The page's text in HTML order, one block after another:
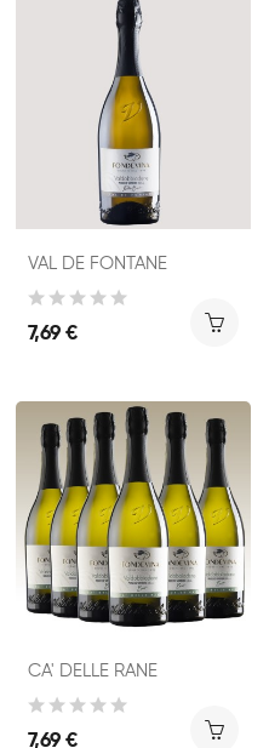
VAL DE FONTANE
7,69 €
CA' DELLE RANE
7,69 €